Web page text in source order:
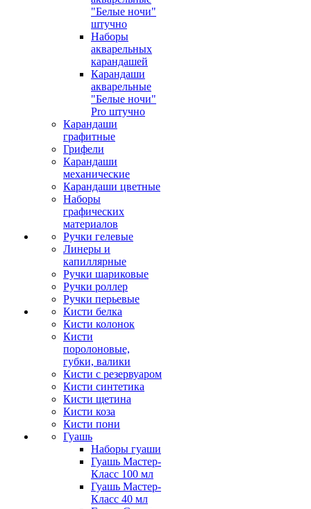
"Белые ночи"
штучно
Наборы
акварельных
карандашей
Карандаши
акварельные
"Белые ночи"
Pro штучно
Карандаши
графитные
Грифели
Карандаши
механические
Карандаши цветные
Наборы
графических
материалов
Ручки гелевые
Линеры и
капиллярные
Ручки шариковые
Ручки роллер
Ручки перьевые
Кисти белка
Кисти колонок
Кисти
поролоновые,
губки, валики
Кисти с резервуаром
Кисти синтетика
Кисти щетина
Кисти коза
Кисти пони
Гуашь
Наборы гуаши
Гуашь Мастер-
Класс 100 мл
Гуашь Мастер-
Класс 40 мл